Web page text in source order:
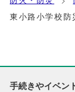
東小路小学校防
手続きやイベン